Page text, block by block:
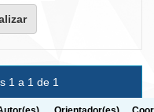
1 a 1 de 1